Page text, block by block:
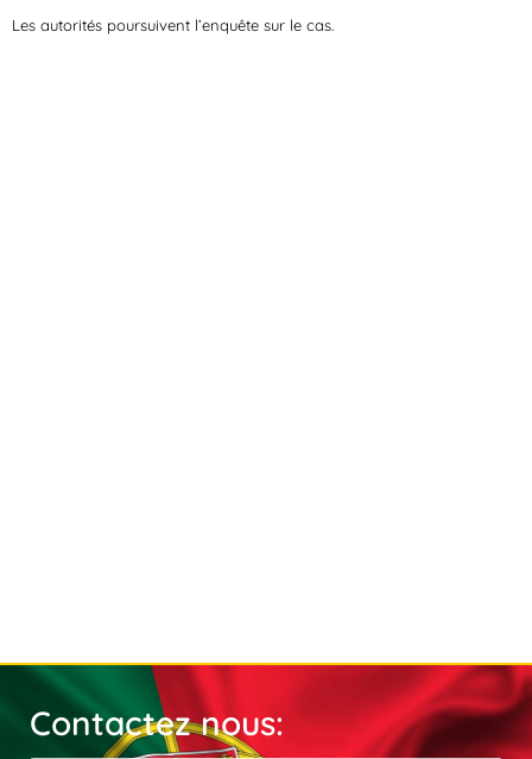
Les autorités poursuivent l’enquête sur le cas.
Contactez nous: